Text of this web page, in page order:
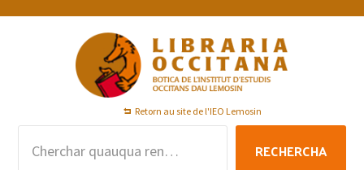
Skip
Skip
Skip
Retorn au site de l'IEO Lemosin
RECHERCHA